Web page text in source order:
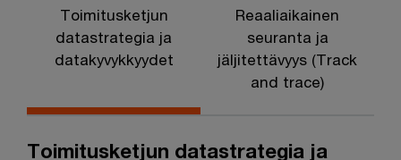
Toimitusketjun
datastrategia ja
datakyvykkyydet
Reaaliaikainen
seuranta ja
jäljitettävyys (Track
and trace)
Toimitusketjun datastrategia ja